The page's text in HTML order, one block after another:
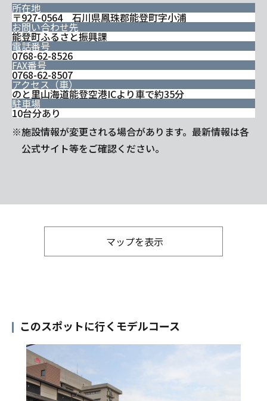
所在地
〒927-0564 石川県鳳珠郡能登町字小浦
お問い合わせ先
能登町ふるさと振興課
電話番号
0768-62-8526
FAX番号
0768-62-8507
アクセス（車）
のと里山海道能登空港ICより車で約35分
駐車場
10台分あり
※施設情報が変更される場合があります。最新情報は各
公式サイト等をご確認ください。
マップを表示
このスポットに行くモデルコース